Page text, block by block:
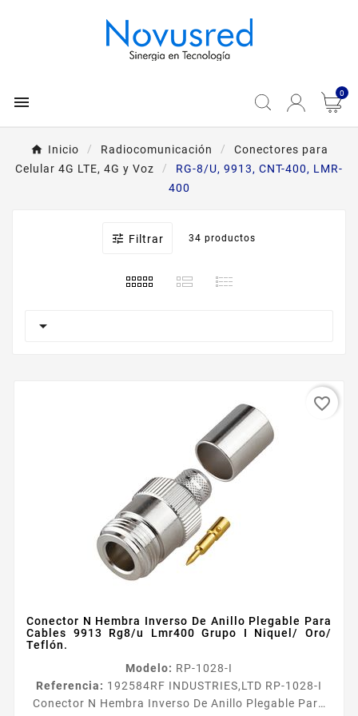
 0
Inicio Radiocomunicación
Conectores para
Celular 4G LTE, 4G y Voz
RG-8/U, 9913, CNT-400, LMR-
400
 Filtrar 34 productos

Conector N Hembra Inverso De Anillo Plegable Para
Cables 9913 Rg8/u Lmr400 Grupo I Niquel/ Oro/
Teflón.
Modelo: RP-1028-I
Referencia: 192584RF INDUSTRIES,LTD RP-1028-I
Conector N Hembra Inverso De Anillo Plegable Para
favorite_border